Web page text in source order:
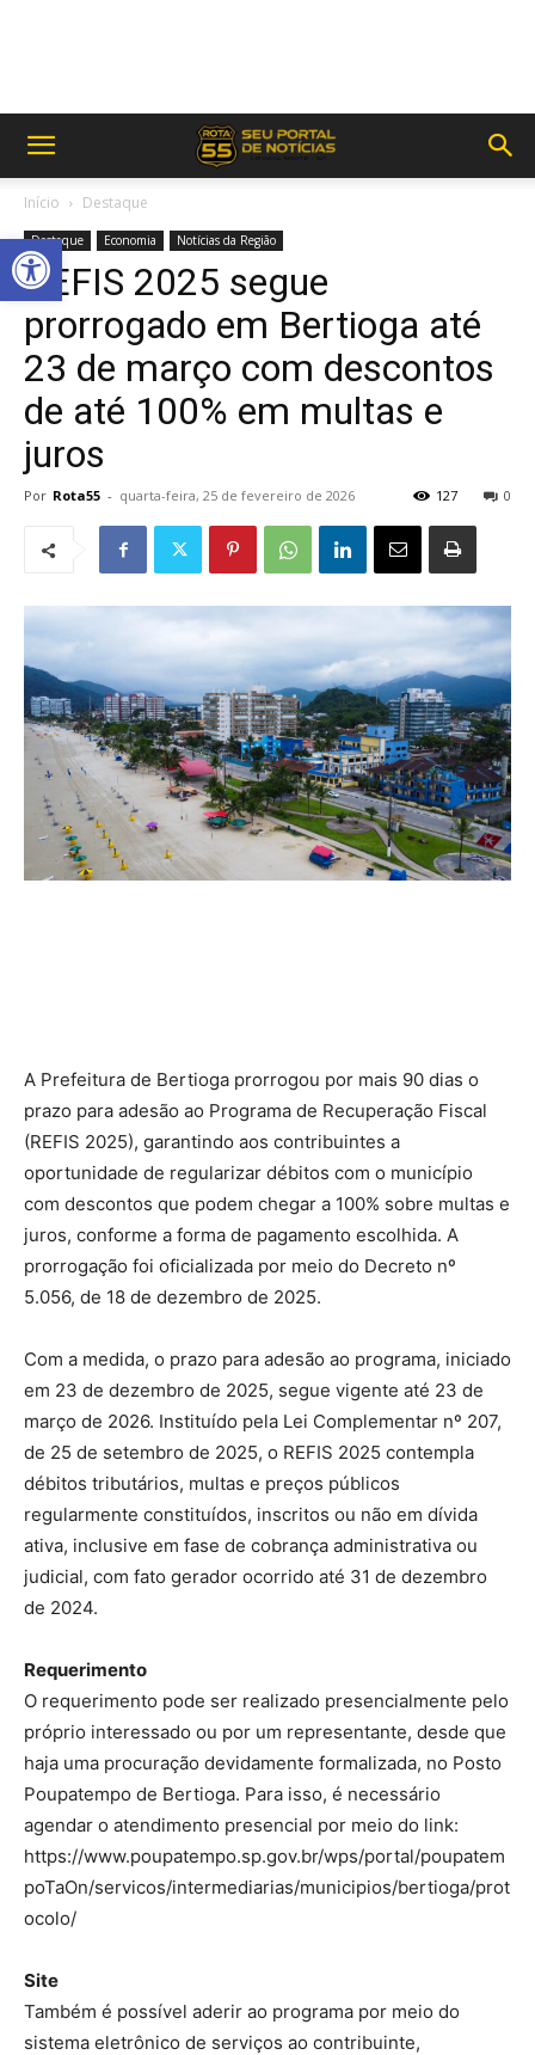
Abrir a barra de ferramentas
Início Destaque
Destaque Economia Notícias da Região
REFIS 2025 segue
prorrogado em Bertioga até
23 de março com descontos
de até 100% em multas e
juros
Por Rota55 - quarta-feira, 25 de fevereiro de 2026 0
127
A Prefeitura de Bertioga prorrogou por mais 90 dias o
prazo para adesão ao Programa de Recuperação Fiscal
(REFIS 2025), garantindo aos contribuintes a
oportunidade de regularizar débitos com o município
com descontos que podem chegar a 100% sobre multas e
juros, conforme a forma de pagamento escolhida. A
prorrogação foi oficializada por meio do Decreto nº
5.056, de 18 de dezembro de 2025.
Com a medida, o prazo para adesão ao programa, iniciado
em 23 de dezembro de 2025, segue vigente até 23 de
março de 2026. Instituído pela Lei Complementar nº 207,
de 25 de setembro de 2025, o REFIS 2025 contempla
débitos tributários, multas e preços públicos
regularmente constituídos, inscritos ou não em dívida
ativa, inclusive em fase de cobrança administrativa ou
judicial, com fato gerador ocorrido até 31 de dezembro
de 2024.
Requerimento
O requerimento pode ser realizado presencialmente pelo
próprio interessado ou por um representante, desde que
haja uma procuração devidamente formalizada, no Posto
Poupatempo de Bertioga. Para isso, é necessário
agendar o atendimento presencial por meio do link:
https://www.poupatempo.sp.gov.br/wps/portal/poupatem
poTaOn/servicos/intermediarias/municipios/bertioga/prot
ocolo/
Site
Também é possível aderir ao programa por meio do
sistema eletrônico de serviços ao contribuinte,